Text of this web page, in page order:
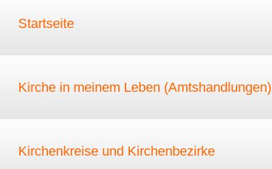
Startseite
Kirche in meinem Leben (Amtshandlungen)
Kirchenkreise und Kirchenbezirke